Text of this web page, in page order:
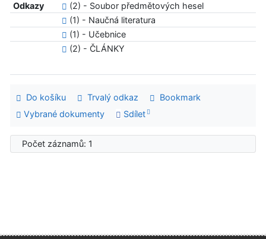
Odkazy
(2) - Soubor předmětových hesel
(1) - Naučná literatura
(1) - Učebnice
(2) - ČLÁNKY
Do košíku Trvalý odkaz
Bookmark
Vybrané dokumenty
Sdílet
Počet záznamů: 1